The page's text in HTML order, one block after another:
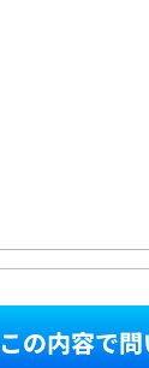
この内容で